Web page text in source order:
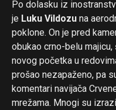
Po dolasku iz
je Luku Vildozu na
poklone. On je pred
obukao crno-belu
novog početka u
prošao nezapaženo, pa
komentari navijača
mrežama. Mnogi su